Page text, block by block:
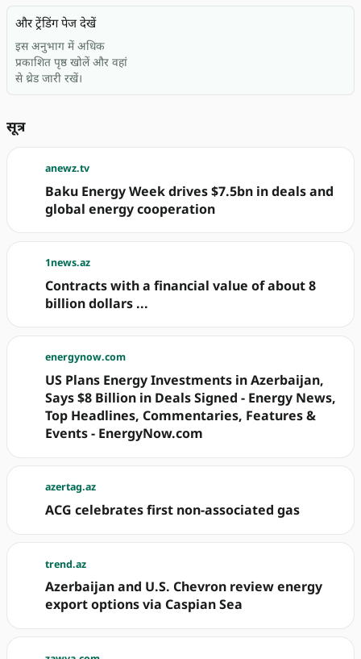
और ट्रेंडिंग पेज देखें
इस अनुभाग में अधिक
प्रकाशित पृष्ठ खोलें और वहां
से थ्रेड जारी रखें।
सूत्र
anewz.tv
Baku Energy Week drives $7.5bn in deals and
global energy cooperation
1news.az
Contracts with a financial value of about 8
billion dollars ...
energynow.com
US Plans Energy Investments in Azerbaijan,
Says $8 Billion in Deals Signed - Energy News,
Top Headlines, Commentaries, Features &
Events - EnergyNow.com
azertag.az
ACG celebrates first non-associated gas
trend.az
Azerbaijan and U.S. Chevron review energy
export options via Caspian Sea